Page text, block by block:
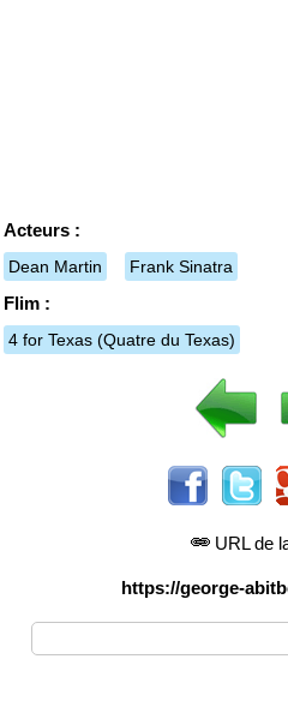
Acteurs :
Dean Martin Frank Sinatra
Flim :
4 for Texas (Quatre du Texas)
URL de
https://george-